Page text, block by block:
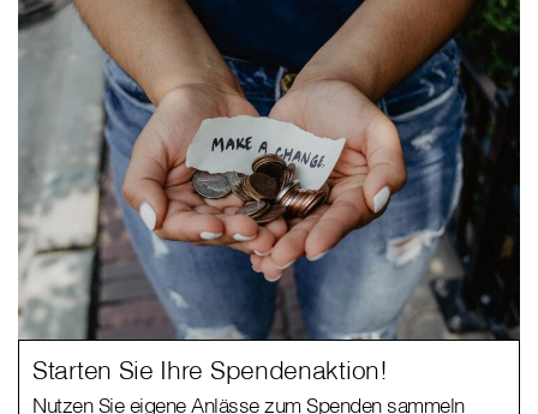
Starten Sie Ihre Spendenaktion!
Nutzen Sie eigene Anlässe zum Spenden sammeln